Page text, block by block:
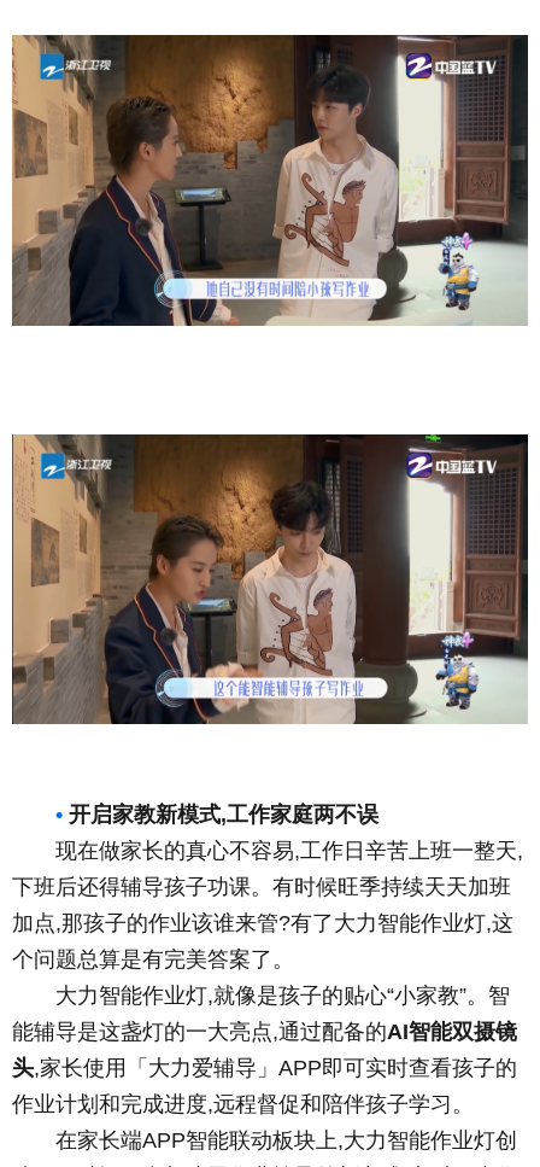
• 开启家教新模式,工作家庭两不误
现在做家长的真心不容易,工作日辛苦上班一整天,
下班后还得辅导孩子功课。有时候旺季持续天天加班
加点,那孩子的作业该谁来管?有了大力智能作业灯,这
个问题总算是有完美答案了。
大力智能作业灯,就像是孩子的贴心“小家教”。智
能辅导是这盏灯的一大亮点,通过配备的AI智能双摄镜
头,家长使用「大力爱辅导」APP即可实时查看孩子的
作业计划和完成进度,远程督促和陪伴孩子学习。
在家长端APP智能联动板块上,大力智能作业灯创